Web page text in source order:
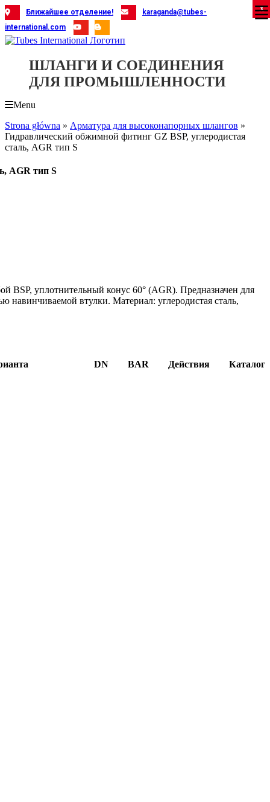
Skip
to
content
Ближайшее отделение!
karaganda@tubes-
international.com
ШЛАНГИ И СОЕДИНЕНИЯ
ДЛЯ ПРОМЫШЛЕННОСТИ
Menu
Strona główna » Арматура для высоконапорных шлангов »
Гидравлический обжимной фитинг GZ BSP, углеродистая
сталь, AGR тип S
AGR тип S
BSP, уплотнительный конус 60° (AGR). Предназначен для
втулки. Материал: углеродистая сталь,
DN BAR Действия Каталог
X
X
X
X
X
X
X
X
X
X
X
X
X
X
X
X
X
X
X